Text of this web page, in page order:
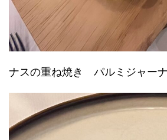
ナスの重ね焼き パルミジャー